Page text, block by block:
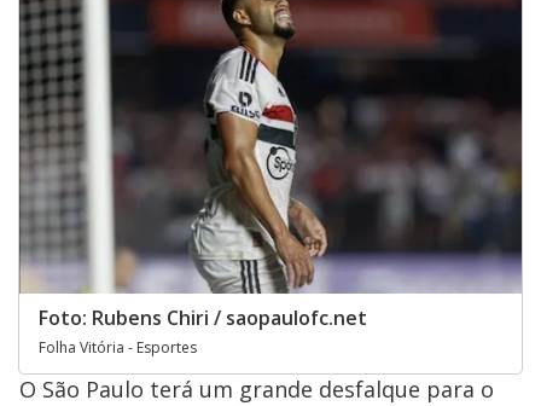
Foto: Rubens Chiri / saopaulofc.net
Folha Vitória - Esportes
O São Paulo terá um grande desfalque para o